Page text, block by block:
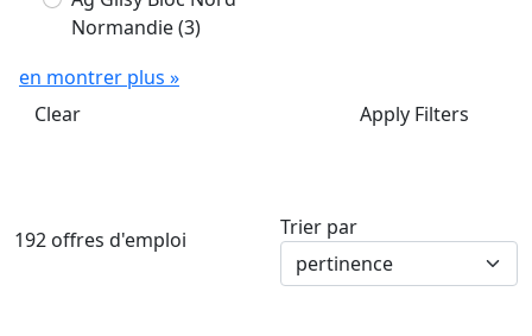
Normandie(3)
en montrer plus »
Clear
Apply Filters
192 offres d'emploi Trier par